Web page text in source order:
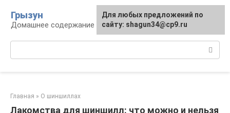
контенту
Грызун
Домашнее содержание грызунов
Главная » О шиншиллах
Лакомства для шиншилл: что можно и нельзя
Для любых предложений по
сайту: shagun34@cp9.ru